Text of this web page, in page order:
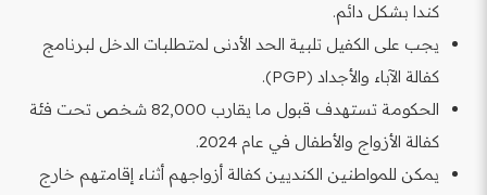
كندا بشكل دائم.
يجب على الكفيل تلبية الحد الأدنى لمتطلبات الدخل لبرنامج
كفالة الآباء والأجداد (PGP).
الحكومة تستهدف قبول ما يقارب 82,000 شخص تحت فئة
كفالة الأزواج والأطفال في عام 2024.
يمكن للمواطنين الكنديين كفالة أزواجهم أثناء إقامتهم خارج